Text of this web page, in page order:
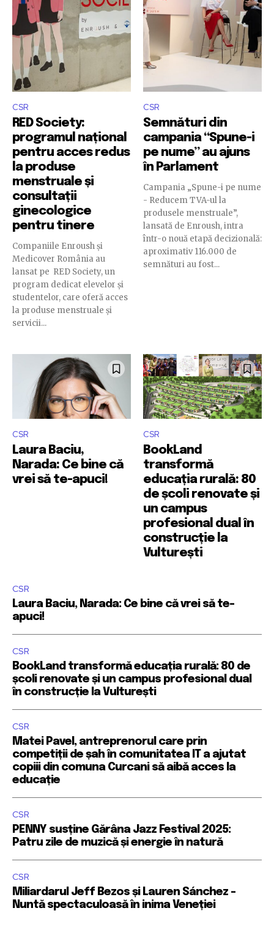
CSR
RED Society:
programul național
pentru acces redus
la produse
menstruale și
consultații
ginecologice
pentru tinere
Companiile Enroush și
Medicover România au
lansat pe RED Society, un
program dedicat elevelor și
studentelor, care oferă acces
la produse menstruale și
servicii...
CSR
Semnături din
campania “Spune-i
pe nume” au ajuns
în Parlament
Campania „Spune-i pe nume
- Reducem TVA-ul la
produsele menstruale”,
lansată de Enroush, intra
într-o nouă etapă decizională:
aproximativ 116.000 de
semnături au fost...
CSR
Laura Baciu,
Narada: Ce bine că
vrei să te-apuci!
CSR
BookLand
transformă
educația rurală: 80
de școli renovate și
un campus
profesional dual în
construcție la
Vulturești
CSR
Laura Baciu, Narada: Ce bine că vrei să te-
apuci!
CSR
BookLand transformă educația rurală: 80 de
școli renovate și un campus profesional dual
în construcție la Vulturești
CSR
Matei Pavel, antreprenorul care prin
competiții de șah în comunitatea IT a ajutat
copiii din comuna Curcani să aibă acces la
educație
CSR
PENNY susține Gărâna Jazz Festival 2025:
Patru zile de muzică și energie în natură
CSR
Miliardarul Jeff Bezos și Lauren Sánchez –
Nuntă spectaculoasă în inima Veneției